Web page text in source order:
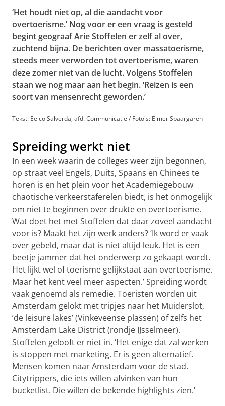
‘Het houdt niet op, al die aandacht voor
overtoerisme.’ Nog voor er een vraag is gesteld
begint geograaf Arie Stoffelen er zelf al over,
zuchtend bijna. De berichten over massatoerisme,
steeds meer verworden tot overtoerisme, waren
deze zomer niet van de lucht. Volgens Stoffelen
staan we nog maar aan het begin. ‘Reizen is een
soort van mensenrecht geworden.’
Tekst: Eelco Salverda, afd. Communicatie / Foto's: Elmer Spaargaren
Spreiding werkt niet
In een week waarin de colleges weer zijn begonnen,
op straat veel Engels, Duits, Spaans en Chinees te
horen is en het plein voor het Academiegebouw
chaotische verkeerstaferelen biedt, is het onmogelijk
om niet te beginnen over drukte en overtoerisme.
Wat doet het met Stoffelen dat daar zoveel aandacht
voor is? Maakt het zijn werk anders? ‘Ik word er vaak
over gebeld, maar dat is niet altijd leuk. Het is een
beetje jammer dat het onderwerp zo gekaapt wordt.
Het lijkt wel of toerisme gelijkstaat aan overtoerisme.
Maar het kent veel meer aspecten.’ Spreiding wordt
vaak genoemd als remedie. Toeristen worden uit
Amsterdam gelokt met tripjes naar het Muiderslot,
’de leisure lakes’ (Vinkeveense plassen) of zelfs het
Amsterdam Lake District (rondje IJsselmeer).
Stoffelen gelooft er niet in. ‘Het enige dat zal werken
is stoppen met marketing. Er is geen alternatief.
Mensen komen naar Amsterdam voor de stad.
Citytrippers, die iets willen afvinken van hun
bucketlist. Die willen de bekende highlights zien.’